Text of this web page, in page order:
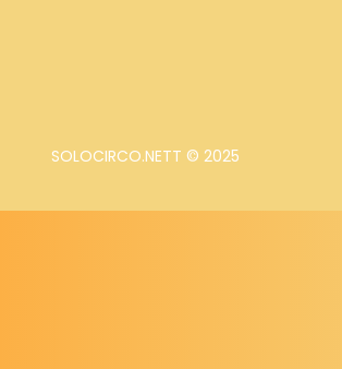
SOLOCIRCO.NETT © 2025